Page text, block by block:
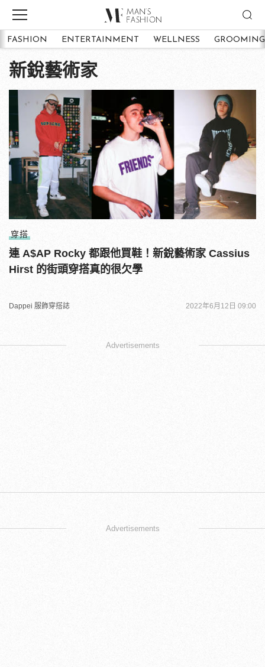
FASHION ENTERTAINMENT WELLNESS GROOMING
新銳藝術家
穿搭
連 A$AP Rocky 都跟他買鞋！新銳藝術家 Cassius
Hirst 的街頭穿搭真的很欠學
Dappei 服飾穿搭誌 2022年6月12日 09:00
Advertisements
Advertisements